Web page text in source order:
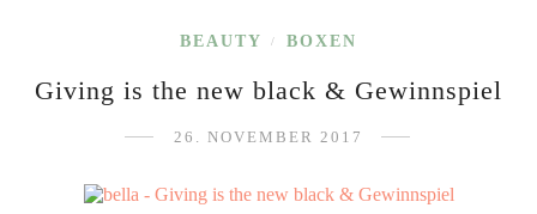
BEAUTY / BOXEN
Giving is the new black & Gewinnspiel
26. NOVEMBER 2017